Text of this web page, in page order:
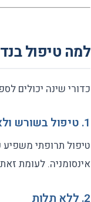
למה טיפול
כדורי שינה יכולים
1. טיפול בשורש ולא בסימפטום
טיפול תרופתי משפיע
אינסומניה. לעומת
2. ללא תלות